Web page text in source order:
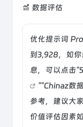
数据评估
优化提示词
到3,928，如
息，可以点击"
""Chinaz数据
参考，建议大
价值评估因素